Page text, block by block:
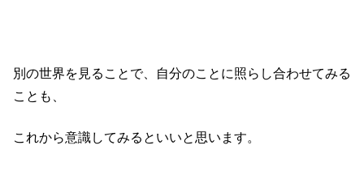
別の世界を見ることで、自分のことに照らし合わせてみる
ことも、
これから意識してみるといいと思います。